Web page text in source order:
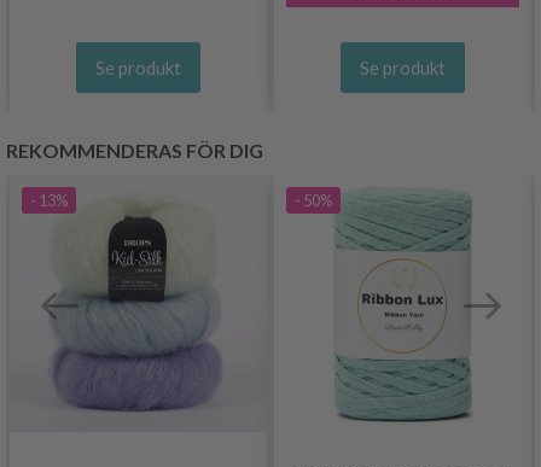
Se produkt Se produkt
REKOMMENDERAS FÖR DIG
- 13% - 50%